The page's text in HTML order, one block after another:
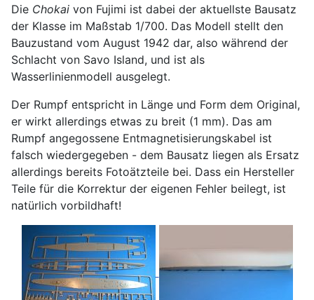
Die Chokai von Fujimi ist dabei der aktuellste Bausatz
der Klasse im Maßstab 1/700. Das Modell stellt den
Bauzustand vom August 1942 dar, also während der
Schlacht von Savo Island, und ist als
Wasserlinienmodell ausgelegt.
Der Rumpf entspricht in Länge und Form dem Original,
er wirkt allerdings etwas zu breit (1 mm). Das am
Rumpf angegossene Entmagnetisierungskabel ist
falsch wiedergegeben - dem Bausatz liegen als Ersatz
allerdings bereits Fotoätzteile bei. Dass ein Hersteller
Teile für die Korrektur der eigenen Fehler beilegt, ist
natürlich vorbildhaft!